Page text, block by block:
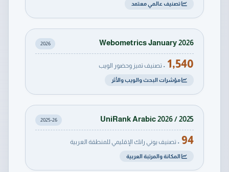
تصنيف عالمي معتمد
Webometrics January 2026
2026
1,540 • تصنيف تميز وحضور الويب
مؤشرات البحث والويب والأثر
UniRank Arabic 2026 / 2025
2025-26
94 • تصنيف يوني رانك الإقليمي للمنطقة العربية
المكانة والمرتبة العربية